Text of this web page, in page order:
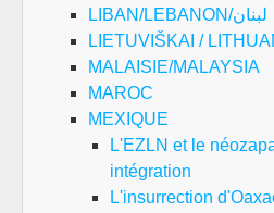
LIBAN/LEBANON/لبنان
LIETUVIŠKAI /
MALAISIE/MALAYSIA
MAROC
MEXIQUE
L'EZLN et le
intégration
L'insurrection